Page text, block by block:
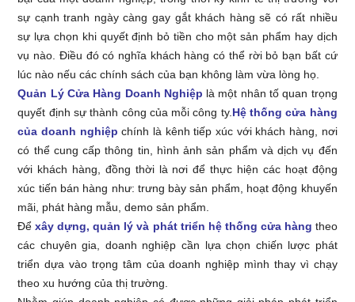
sự cạnh tranh ngày càng gay gắt khách hàng sẽ có rất nhiều
sự lựa chọn khi quyết định bỏ tiền cho một sản phẩm hay dịch
vụ nào. Điều đó có nghĩa khách hàng có thể rời bỏ bạn bất cứ
lúc nào nếu các chính sách của bạn không làm vừa lòng họ.
Quản Lý Cửa Hàng Doanh Nghiệp là một nhân tố quan trọng
quyết định sự thành công của mỗi công ty. Hệ thống cửa hàng
của doanh nghiệp chính là kênh tiếp xúc với khách hàng, nơi
có thể cung cấp thông tin, hình ảnh sản phẩm và dịch vụ đến
với khách hàng, đồng thời là nơi để thực hiện các hoạt động
xúc tiến bán hàng như: trưng bày sản phẩm, hoạt động khuyến
mãi, phát hàng mẫu, demo sản phẩm.
Đểxây dựng, quản lý và phát triển hệ thống cửa hàng theo
các chuyên gia, doanh nghiệp cần lựa chọn chiến lược phát
triển dựa vào trọng tâm của doanh nghiệp mình thay vì chạy
theo xu hướng của thị trường.